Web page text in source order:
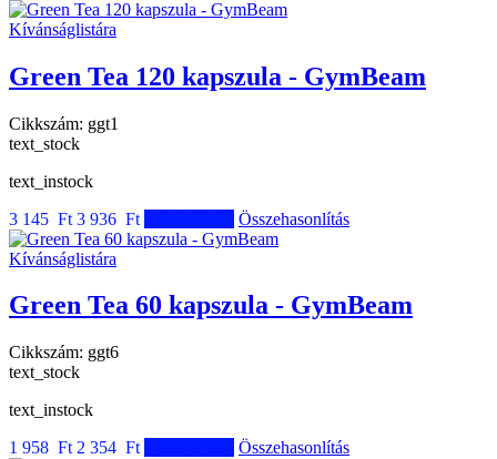
Kívánságlistára
Green Tea 120 kapszula - GymBeam
Cikkszám: ggt1
text_stock
text_instock
3 145 Ft 3 936 Ft Összehasonlítás
Kívánságlistára
Green Tea 60 kapszula - GymBeam
Cikkszám: ggt6
text_stock
text_instock
1 958 Ft 2 354 Ft Összehasonlítás